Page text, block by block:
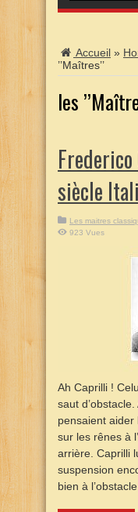
Accueil »
’’Maîtres’’
les
Frederico
siècle
Les maitres
923 Vues
Ah Caprilli !
saut
pensaient
sur les rênes à
arrière. Caprilli
suspension
bien à